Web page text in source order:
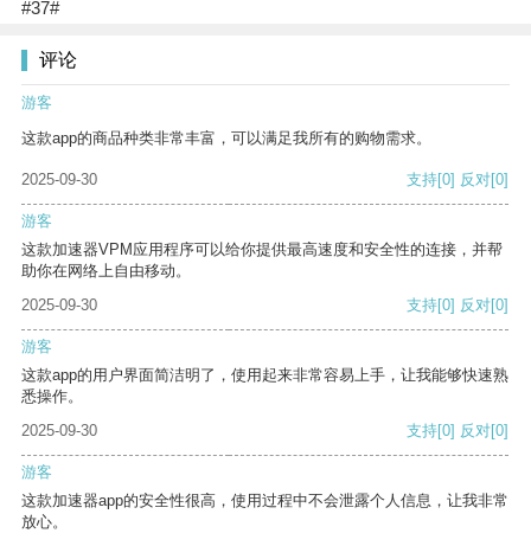
#37#
评论
游客
这款app的商品种类非常丰富，可以满足我所有的购物需求。
2025-09-30 支持[0] 反对[0]
游客
这款加速器VPM应用程序可以给你提供最高速度和安全性的连接，并帮
助你在网络上自由移动。
2025-09-30
支持[0] 反对[0]
游客
这款app的用户界面简洁明了，使用起来非常容易上手，让我能够快速熟
悉操作。
2025-09-30
支持[0] 反对[0]
游客
这款加速器app的安全性很高，使用过程中不会泄露个人信息，让我非常
放心。